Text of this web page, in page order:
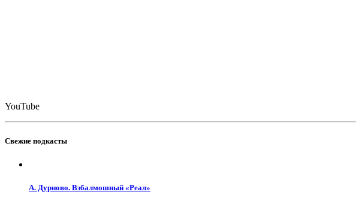
YouTube
Свежие подкасты
А. Дурново. Взбалмошный «Реал»